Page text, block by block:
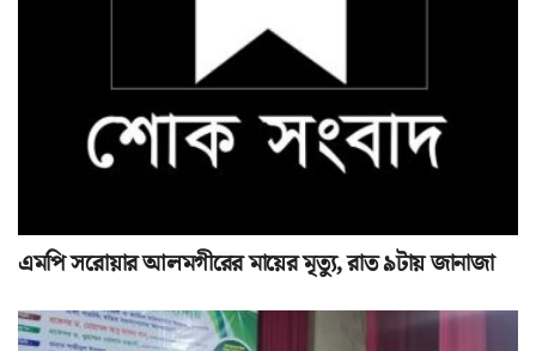
এমপি সরোয়ার আলমগীরের মায়ের মৃত্যু, রাত ৯টায় জানাজা